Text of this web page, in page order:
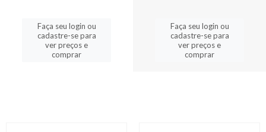
Faça seu login ou
cadastre-se para
ver preços e
comprar
Faça seu login ou
cadastre-se para
ver preços e
comprar